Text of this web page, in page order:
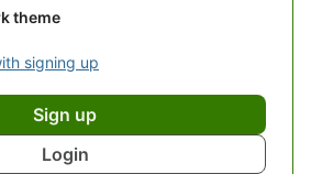
theme
signing up
Sign up
Login